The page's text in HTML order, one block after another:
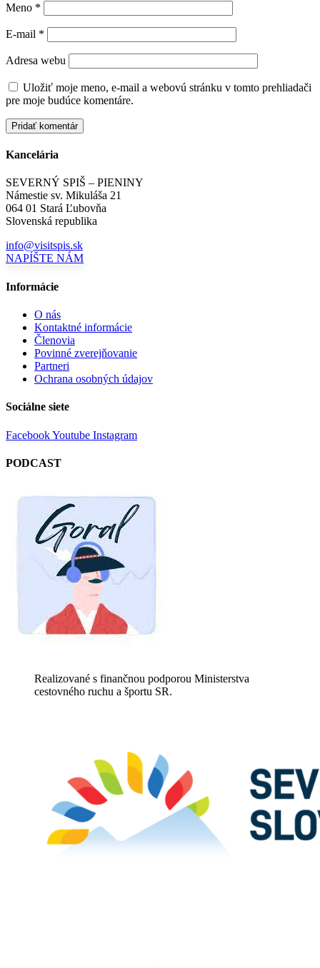
Meno *
E-mail *
Adresa webu
Uložiť moje meno, e-mail a webovú stránku v tomto prehliadači
pre moje budúce komentáre.
Kancelária
SEVERNÝ SPIŠ – PIENINY
Námestie sv. Mikuláša 21
064 01 Stará Ľubovňa
Slovenská republika
info@visitspis.sk
NAPÍŠTE NÁM
Informácie
O nás
Kontaktné informácie
Členovia
Povinné zverejňovanie
Partneri
Ochrana osobných údajov
Sociálne siete
FacebookYoutube Instagram
PODCAST
Realizované s finančnou podporou Ministerstva
cestovného ruchu a športu SR.